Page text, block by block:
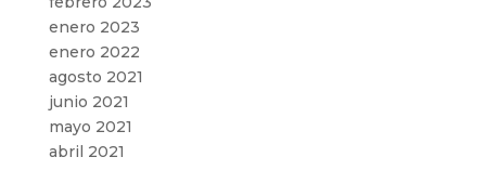
enero 2023
enero 2022
agosto 2021
junio 2021
mayo 2021
abril 2021